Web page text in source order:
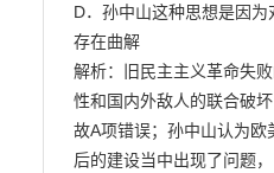
D．孙中山这种思想是因
存在曲解
解析：旧民主主义革命失
性和国内外敌人的联合破坏
故A项错误；孙中山认为欧
后的建设当中出现了问题，